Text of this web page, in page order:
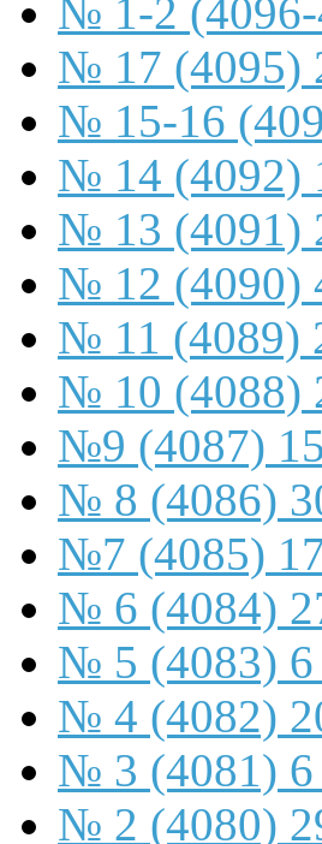
№ 1-2 (4096-
№ 17 (4095)
№ 15-16
№ 14 (4092)
№ 13 (4091)
№ 12 (4090)
№ 11 (4089)
№ 10 (4088)
№9 (4087)
№ 8 (4086)
№7 (4085) 17
№ 6 (4084)
№ 5 (4083) 6
№ 4 (4082)
№ 3 (4081) 6
№ 2 (4080)